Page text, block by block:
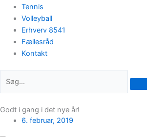
Tennis
Volleyball
Erhverv 8541
Fællesråd
Kontakt
Godt i gang i det nye år!
6. februar, 2019